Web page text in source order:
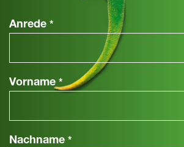
Anrede *
Vorname *
Nachname *